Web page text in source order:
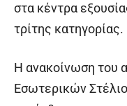
στα κέντρα
τρίτης κατηγορίας.
Η ανακοίνωση του
Εσωτερικών